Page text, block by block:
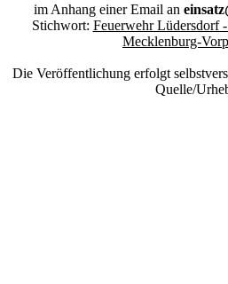
im Anhang einer Email an
Stichwort: Feuerwehr Lüdersdorf
Mecklenburg-
Die Veröffentlichung erfolgt
Quelle/